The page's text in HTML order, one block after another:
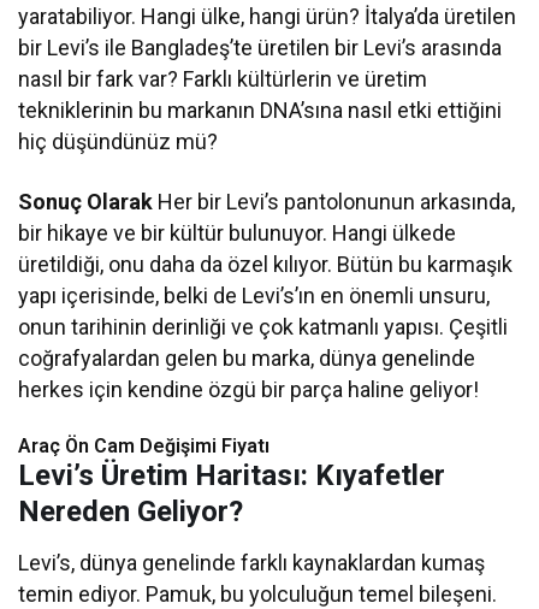
yaratabiliyor. Hangi ülke, hangi ürün? İtalya’da üretilen
bir Levi’s ile Bangladeş’te üretilen bir Levi’s arasında
nasıl bir fark var? Farklı kültürlerin ve üretim
tekniklerinin bu markanın DNA’sına nasıl etki ettiğini
hiç düşündünüz mü?
Sonuç Olarak Her bir Levi’s pantolonunun arkasında,
bir hikaye ve bir kültür bulunuyor. Hangi ülkede
üretildiği, onu daha da özel kılıyor. Bütün bu karmaşık
yapı içerisinde, belki de Levi’s’ın en önemli unsuru,
onun tarihinin derinliği ve çok katmanlı yapısı. Çeşitli
coğrafyalardan gelen bu marka, dünya genelinde
herkes için kendine özgü bir parça haline geliyor!
Araç Ön Cam Değişimi Fiyatı​​
Levi’s Üretim Haritası: Kıyafetler
Nereden Geliyor?
Levi’s, dünya genelinde farklı kaynaklardan kumaş
temin ediyor. Pamuk, bu yolculuğun temel bileşeni.